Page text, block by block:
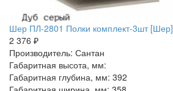
Шер ПЛ-2801 Полки комплект-3шт [Шер]
2 376 ₽
Производитель: Сантан
Габаритная высота, мм:
Габаритная глубина, мм: 392